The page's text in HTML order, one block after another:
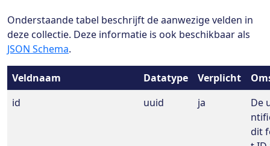
Onderstaande tabel beschrijft de aanwezige velden in
deze collectie. Deze informatie is ook beschikbaar als
JSON Schema.
Veldnaam Datatype Verplicht
id
uuid ja
De
dit